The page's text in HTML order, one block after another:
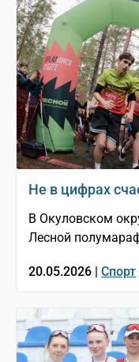
Не в цифрах
В Окуловском
Лесной
20.05.2026 | Спорт